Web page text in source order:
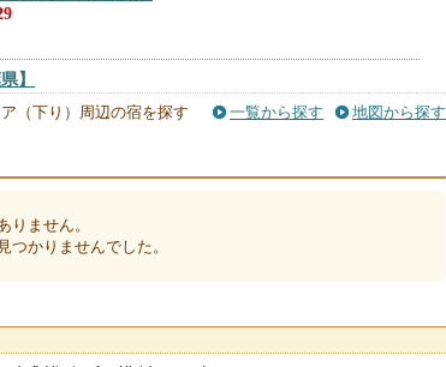
】
（下り）周辺の宿を探す 一覧から探す 地図から探す
りません。
つかりませんでした。